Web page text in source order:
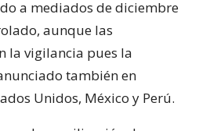
a mediados de diciembre
aunque las
la vigilancia pues la
también en
Unidos, México y Perú.